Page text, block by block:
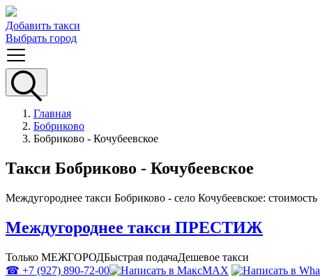
Добавить такси
Выбрать город
Главная
Бобриково
Бобриково - Кочубеевское
Такси Бобриково - Кочубеевское
Междугороднее такси Бобриково - село Кочубеевское:
Междугороднее такси ПРЕСТИЖ
Только МЕЖГОРОДБыстрая подачаДешевое такси
☎ +7 (927) 890-72-00
MAX